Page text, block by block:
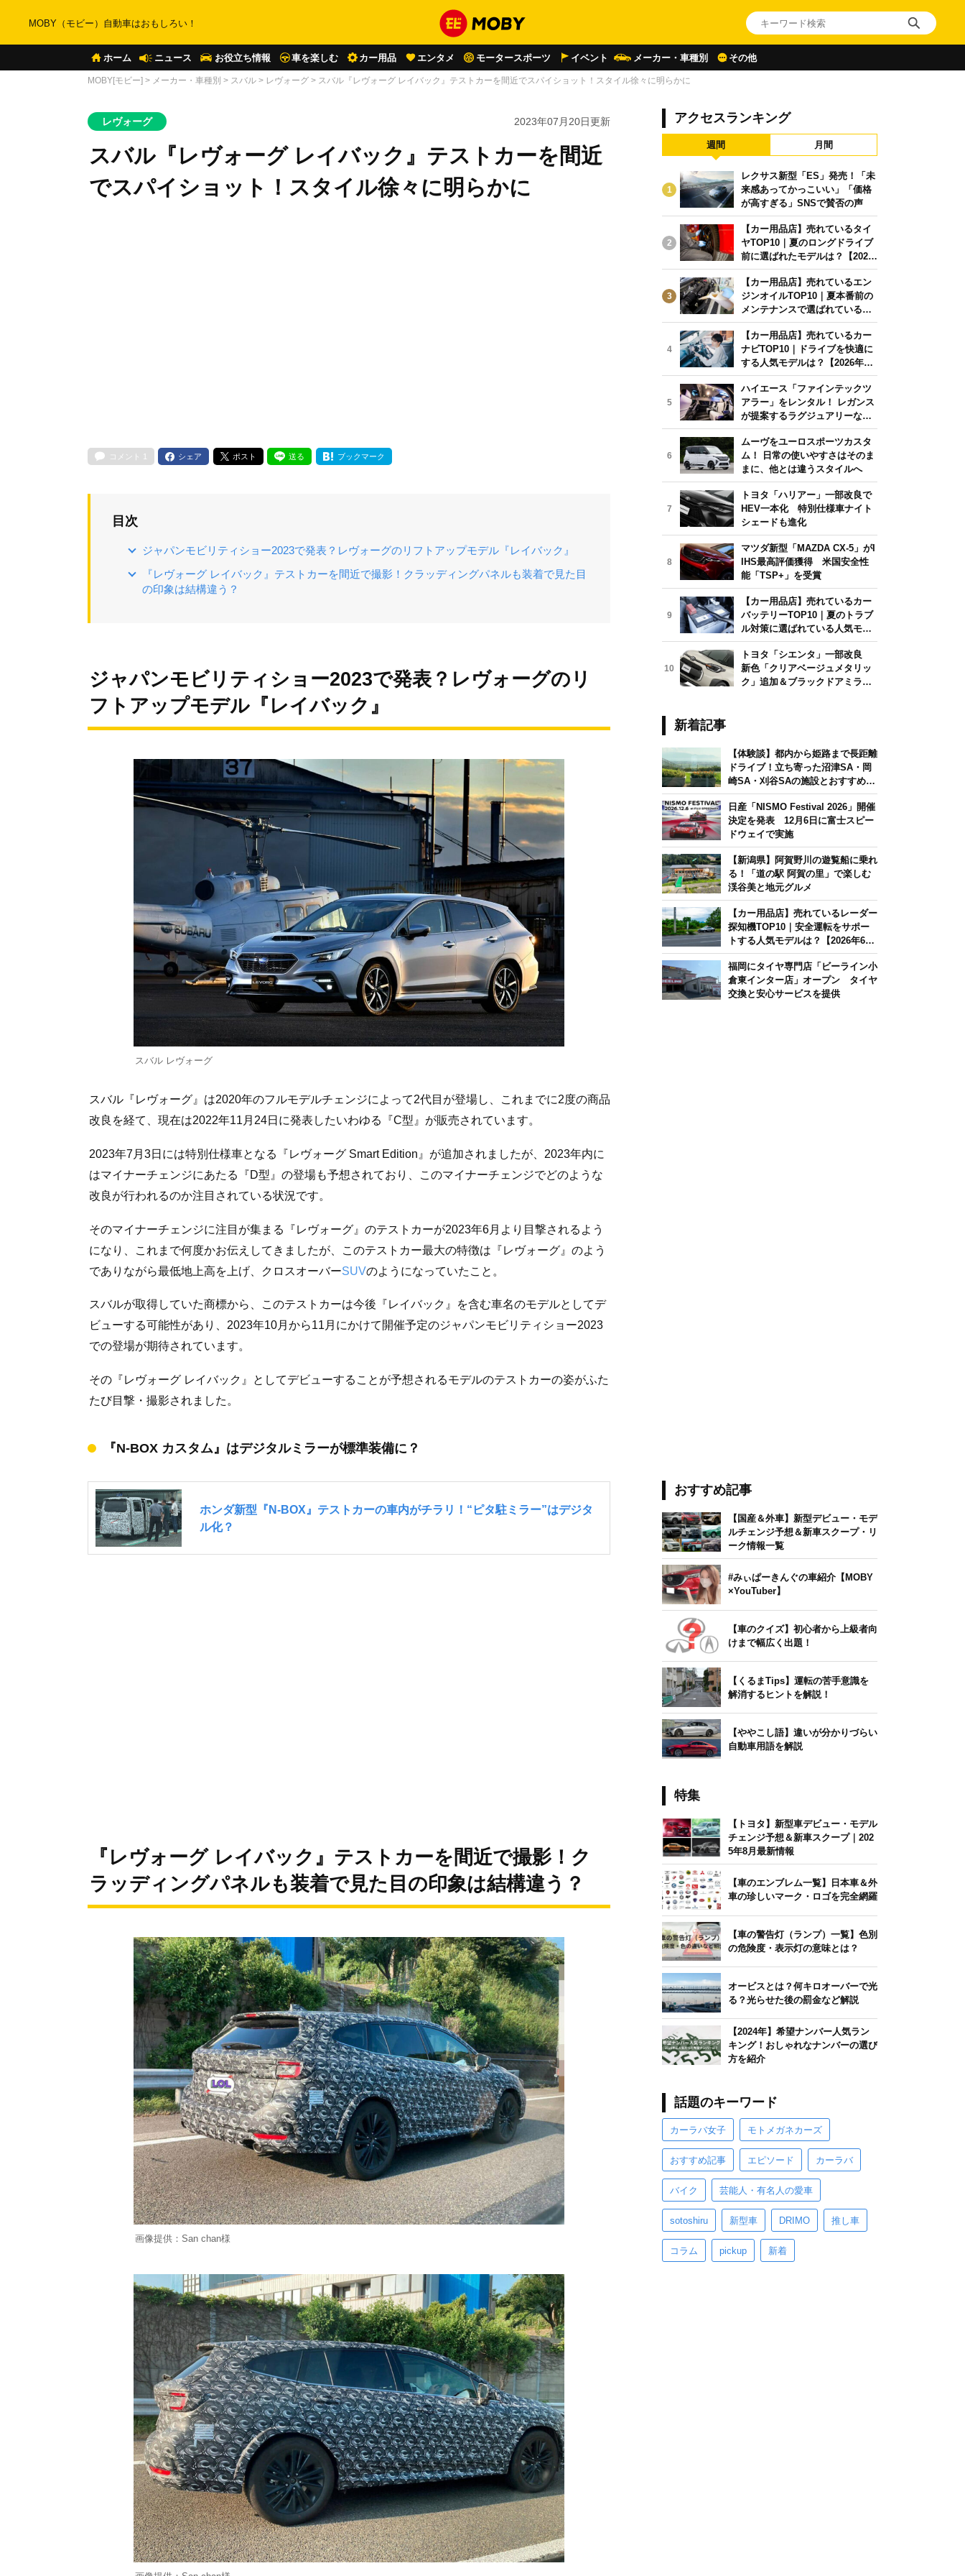
MOBY（モビー）自動車はおもしろい！
ホーム ニュース お役立ち情報 車を楽しむ カー用品 エンタメ モータースポーツ イベント メーカー・車種別 その他
MOBY[モビー] > メーカー・車種別 > スバル > レヴォーグ > スバル『レヴォーグ レイバック』テストカーを間近でスパイショット！スタイル徐々に明らかに
レヴォーグ 2023年07月20日更新
スバル『レヴォーグ レイバック』テストカーを間近
でスパイショット！スタイル徐々に明らかに
コメント 1 シェア ポスト 送る ブックマーク
目次
ジャパンモビリティショー2023で発表？レヴォーグのリフトアップモデル『レイバック』
『レヴォーグ レイバック』テストカーを間近で撮影！クラッディングパネルも装着で見た目
の印象は結構違う？
ジャパンモビリティショー2023で発表？レヴォーグのリ
フトアップモデル『レイバック』
スバル レヴォーグ
スバル『レヴォーグ』は2020年のフルモデルチェンジによって2代目が登場し、これまでに2度の商品
改良を経て、現在は2022年11月24日に発表したいわゆる『C型』が販売されています。
2023年7月3日には特別仕様車となる『レヴォーグ Smart Edition』が追加されましたが、2023年内に
はマイナーチェンジにあたる『D型』の登場も予想されており、このマイナーチェンジでどのような
改良が行われるのか注目されている状況です。
そのマイナーチェンジに注目が集まる『レヴォーグ』のテストカーが2023年6月より目撃されるよう
になり、これまで何度かお伝えしてきましたが、このテストカー最大の特徴は『レヴォーグ』のよう
でありながら最低地上高を上げ、クロスオーバーSUVのようになっていたこと。
スバルが取得していた商標から、このテストカーは今後『レイバック』を含む車名のモデルとしてデ
ビューする可能性があり、2023年10月から11月にかけて開催予定のジャパンモビリティショー2023
での登場が期待されています。
その『レヴォーグ レイバック』としてデビューすることが予想されるモデルのテストカーの姿がふた
たび目撃・撮影されました。
『N-BOX カスタム』はデジタルミラーが標準装備に？
『レヴォーグ レイバック』テストカーを間近で撮影！ク
ラッディングパネルも装着で見た目の印象は結構違う？
画像提供：San chan様
アクセスランキング
週間 月間
1
レクサス新型「ES」発売！「未
来感あってかっこいい」「価格
が高すぎる」SNSで賛否の声
2
【カー用品店】売れているタイ
ヤTOP10｜夏のロングドライブ
前に選ばれたモデルは？【2026
年6月版】
3
【カー用品店】売れているエン
ジンオイルTOP10｜夏本番前の
メンテナンスで選ばれている人
気モデルは？【2026年6月版】
4
【カー用品店】売れているカー
ナビTOP10｜ドライブを快適に
する人気モデルは？【2026年6
月版】
5
ハイエース「ファインテックツ
アラー」をレンタル！ レガンス
が提案するラグジュアリーな移
動体験
6
ムーヴをユーロスポーツカスタ
ム！ 日常の使いやすさはそのま
まに、他とは違うスタイルへ
7
トヨタ「ハリアー」一部改良で
HEV一本化 特別仕様車ナイト
シェードも進化
8
マツダ新型「MAZDA CX-5」がI
IHS最高評価獲得 米国安全性
能「TSP+」を受賞
9
【カー用品店】売れているカー
バッテリーTOP10｜夏のトラブ
ル対策に選ばれている人気モデ
ルは？【2026年6月版】
10
トヨタ「シエンタ」一部改良
新色「クリアベージュメタリッ
ク」追加＆ブラックドアミラー
新着記事
【体験談】都内から姫路まで長距離
ドライブ！立ち寄った沼津SA・岡
崎SA・刈谷SAの施設とおすすめグ
ルメを紹介
日産「NISMO Festival 2026」開催
決定を発表 12月6日に富士スピー
ドウェイで実施
【新潟県】阿賀野川の遊覧船に乗れ
る！「道の駅 阿賀の里」で楽しむ
渓谷美と地元グルメ
【カー用品店】売れているレーダー
探知機TOP10｜安全運転をサポー
トする人気モデルは？【2026年6月
版】
福岡にタイヤ専門店「ビーライン小
倉東インター店」オープン タイヤ
交換と安心サービスを提供
おすすめ記事
【国産＆外車】新型デビュー・モデ
ルチェンジ予想＆新車スクープ・リ
ーク情報一覧
#みぃぱーきんぐの車紹介【MOBY
×YouTuber】
【車のクイズ】初心者から上級者向
けまで幅広く出題！
【くるまTips】運転の苦手意識を
解消するヒントを解説！
【ややこし語】違いが分かりづらい
自動車用語を解説
特集
【トヨタ】新型車デビュー・モデル
チェンジ予想＆新車スクープ｜202
5年8月最新情報
【車のエンブレム一覧】日本車＆外
車の珍しいマーク・ロゴを完全網羅
【車の警告灯（ランプ）一覧】色別
の危険度・表示灯の意味とは？
オービスとは？何キロオーバーで光
る？光らせた後の罰金など解説
【2024年】希望ナンバー人気ラン
キング！おしゃれなナンバーの選び
方を紹介
話題のキーワード
カーラバ女子 モトメガネカーズ
おすすめ記事 エピソード カーラバ
バイク 芸能人・有名人の愛車
sotoshiru 新型車 DRIMO 推し車
コラム pickup 新着